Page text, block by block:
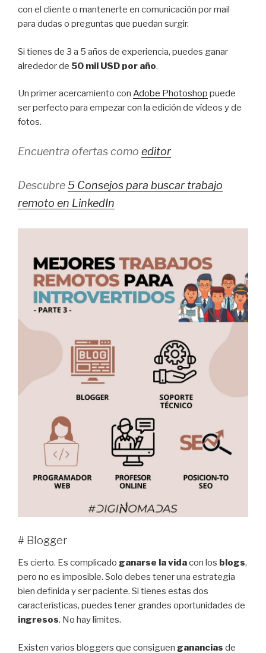
con el cliente o mantenerte en comunicación por mail
para dudas o preguntas que puedan surgir.
Si tienes de 3 a 5 años de experiencia, puedes ganar
alrededor de 50 mil USD por año.
Un primer acercamiento con Adobe Photoshop puede
ser perfecto para empezar con la edición de vídeos y de
fotos.
Encuentra ofertas como editor
Descubre5 Consejos para buscar trabajo
remoto en LinkedIn
# Blogger
Es cierto. Es complicado ganarse la vidacon los blogs,
pero no es imposible. Solo debes tener una estrategia
bien definida y ser paciente. Si tienes estas dos
características, puedes tener grandes oportunidades de
ingresos. No hay límites.
Existen varios bloggers que consiguen ganancias de